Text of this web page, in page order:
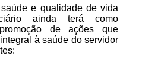
e qualidade de vida
ainda terá como
de ações que
à saúde do servidor